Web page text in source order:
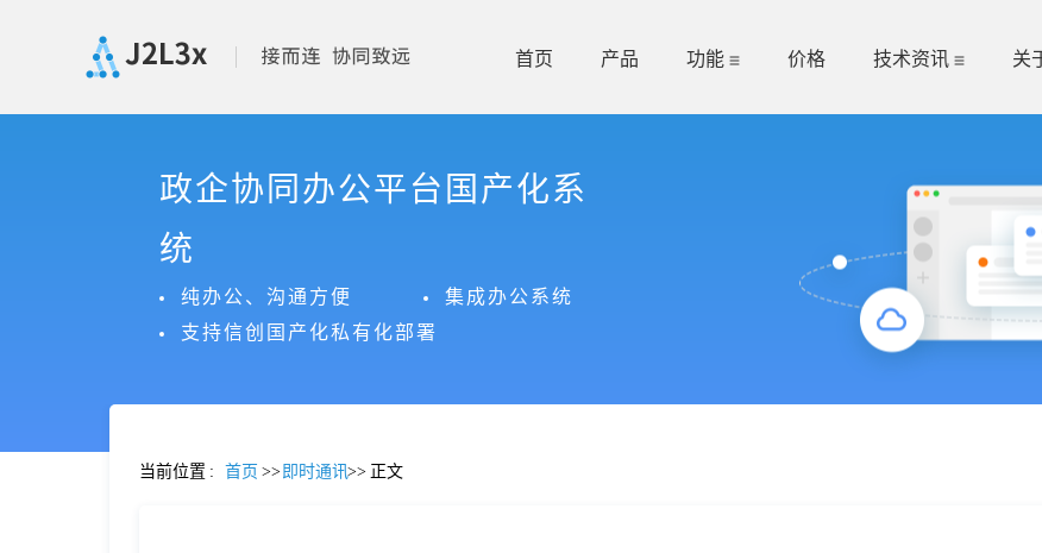
首页 产品 功能 价格 技术资讯 关
政企协同办公平台国产化系
统
纯办公、沟通方便
集成办公系统
支持信创国产化私有化部署
当前位置 : 首页 >> 即时通讯>> 正文